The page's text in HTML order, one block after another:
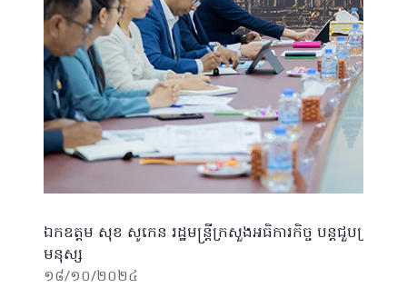
ឯកឧត្តម សុខ សូកេន រដ្ឋមន្ត្រីក្រសួងអធិការកិច្ច បន្តជួបប្រជុំ
មនុស្ស
១៨/១០/២០២៤